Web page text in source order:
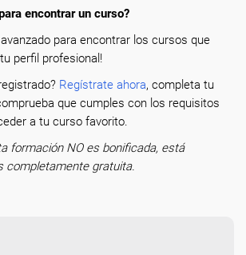
encontrar un curso?
para encontrar los cursos que
perfil profesional!
Regístrate ahora, completa tu
que cumples con los requisitos
a tu curso favorito.
formación NO es bonificada, está
completamente gratuita.